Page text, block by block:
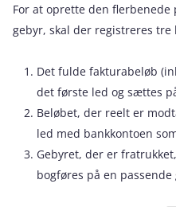
For at oprette den
gebyr, skal der registreres tre
Det fulde fakturabeløb
det første led og sættes
Beløbet, der reelt er
led med bankkontoen
Gebyret, der er
bogføres på en passende